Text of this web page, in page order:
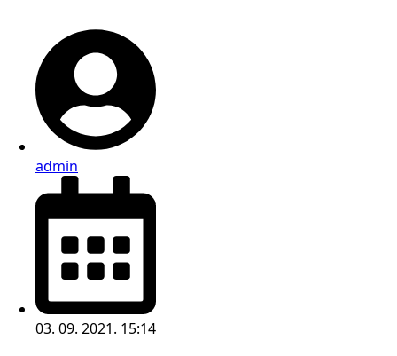
admin
03. 09. 2021. 15:14